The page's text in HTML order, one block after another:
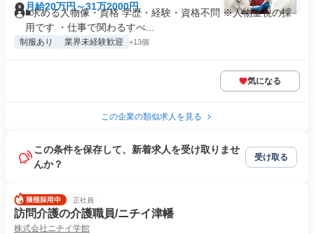
月給20万円～31万2000円
■求める人物像・資格 学歴・経験・資格不問 ※人物重視の採
用です ・仕事で関わるすべ...
制服あり 業界未経験歓迎 +13個
気になる
この企業の類似求人を見る
この条件を保存して、新着求人を受け取りませ
んか？
受け取る
正社員
訪問介護の介護職員/ニチイ津幡
株式会社ニチイ学館